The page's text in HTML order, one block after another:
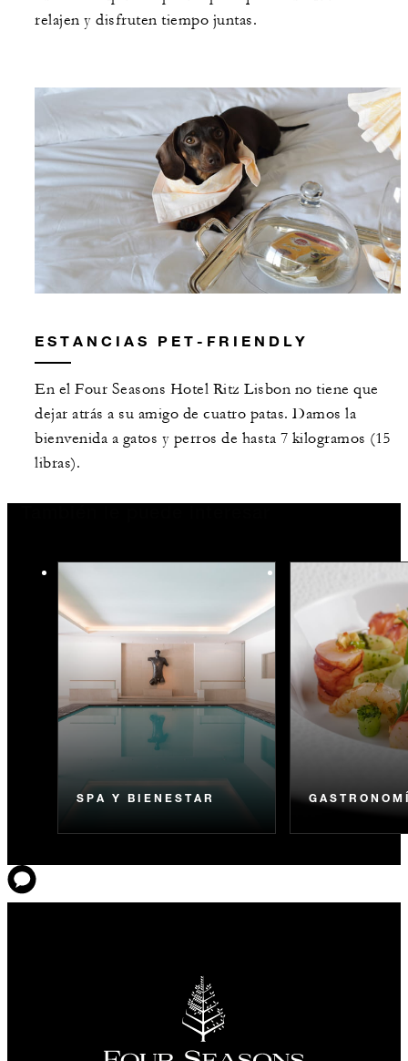
relajen y disfruten tiempo juntas.
ESTANCIAS PET-FRIENDLY
En el Four Seasons Hotel Ritz Lisbon no tiene que
dejar atrás a su amigo de cuatro patas. Damos la
bienvenida a gatos y perros de hasta 7 kilogramos (15
libras).
SPA Y BIENESTAR